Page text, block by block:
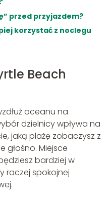
przed przyjazdem?
korzystać z noclegu
Beach
oceanu na
dzielnicy wpływa na
jaką plażę zobaczysz z
głośno. Miejsce
bardziej w
raczej spokojnej